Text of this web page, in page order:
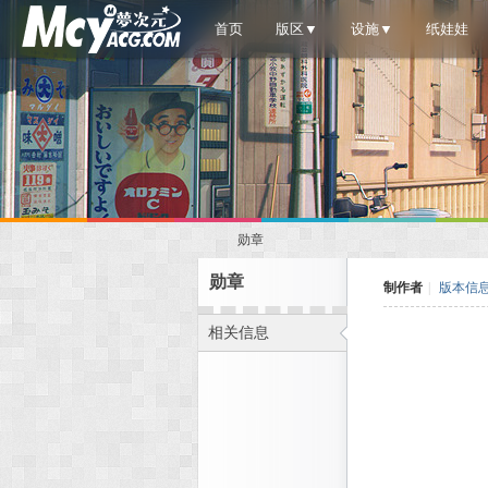
首页 版区▼ 设施▼ 纸娃娃
梦 ›
勋章
制作者 版本信
勋章
相关信息